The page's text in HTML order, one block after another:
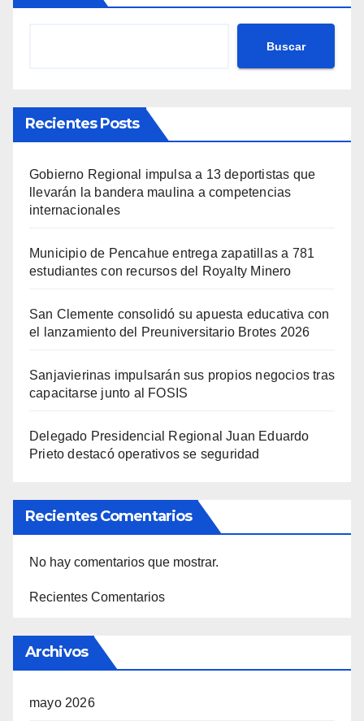
Buscar
Recientes Posts
Gobierno Regional impulsa a 13 deportistas que
llevarán la bandera maulina a competencias
internacionales
Municipio de Pencahue entrega zapatillas a 781
estudiantes con recursos del Royalty Minero
San Clemente consolidó su apuesta educativa con
el lanzamiento del Preuniversitario Brotes 2026
Sanjavierinas impulsarán sus propios negocios tras
capacitarse junto al FOSIS
Delegado Presidencial Regional Juan Eduardo
Prieto destacó operativos se seguridad
Recientes Comentarios
No hay comentarios que mostrar.
Recientes Comentarios
Archivos
mayo 2026